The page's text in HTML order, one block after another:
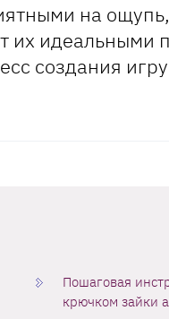
на
их идеальными
создания
Пошаговая
крючком зайки